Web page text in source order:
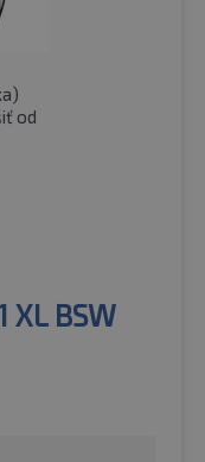
)
od
XL BSW